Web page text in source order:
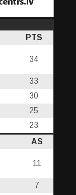
PTS
34
33
30
25
23
AS
11
7